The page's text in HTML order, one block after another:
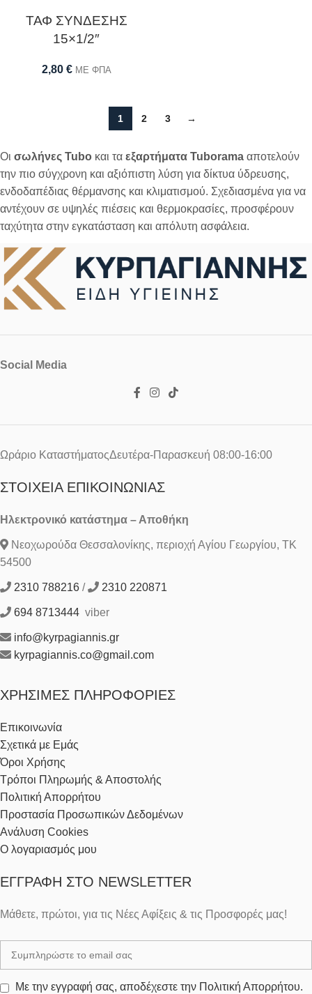
ΤΑΦ ΣΥΝΔΕΣΗΣ
15×1/2″
2,80 € ΜΕ ΦΠΑ
1 2 3 →
Οι σωλήνες Tubo και τα εξαρτήματα Tuborama αποτελούν
την πιο σύγχρονη και αξιόπιστη λύση για δίκτυα ύδρευσης,
ενδοδαπέδιας θέρμανσης και κλιματισμού. Σχεδιασμένα για να
αντέχουν σε υψηλές πιέσεις και θερμοκρασίες, προσφέρουν
ταχύτητα στην εγκατάσταση και απόλυτη ασφάλεια.
Social Media
Ωράριο ΚαταστήματοςΔευτέρα-Παρασκευή 08:00-16:00
ΣΤΟΙΧΕΊΑ ΕΠΙΚΟΙΝΩΝΊΑΣ
Ηλεκτρονικό κατάστημα – Αποθήκη
Νεοχωρούδα Θεσσαλονίκης, περιοχή Αγίου Γεωργίου, ΤΚ
54500
2310 788216 / 2310 220871
694 8713444 viber
info@kyrpagiannis.gr
kyrpagiannis.co@gmail.com
ΧΡΉΣΙΜΕΣ ΠΛΗΡΟΦΟΡΊΕΣ
Επικοινωνία
Σχετικά με Εμάς
Όροι Χρήσης
Τρόποι Πληρωμής & Αποστολής
Πολιτική Απορρήτου
Προστασία Προσωπικών Δεδομένων
Ανάλυση Cookies
Ο λογαριασμός μου
ΕΓΓΡΑΦΉ ΣΤΟ NEWSLETTER
Μάθετε, πρώτοι, για τις Νέες Αφίξεις & τις Προσφορές μας!
Με την εγγραφή σας, αποδέχεστε την Πολιτική Απορρήτου.